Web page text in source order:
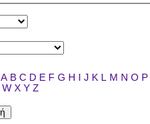
A B C D E F G H I J K L M N O P
W X Y Z